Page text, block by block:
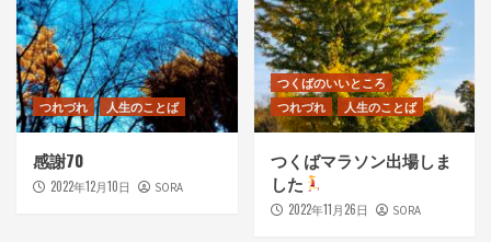
つれづれ 人生のことば
感謝70
2022年12月10日 SORA
つくばのいいところ
つれづれ
人生のことば
つくばマラソン出場しま
した
2022年11月26日 SORA